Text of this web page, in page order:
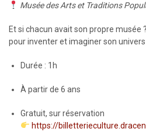
Musée des Arts et Traditions
Et si chacun avait son propre musée
pour inventer et imaginer son univers
Durée : 1h
À partir de 6 ans
Gratuit, sur réservation
https://